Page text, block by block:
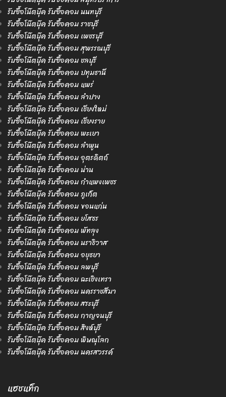
รับซื้อโน๊ตบุ๊ค รับซื้อคอม นนทบุรี
รับซื้อโน๊ตบุ๊ค รับซื้อคอม ราชบุรี
รับซื้อโน๊ตบุ๊ค รับซื้อคอม เพชรบุรี
รับซื้อโน๊ตบุ๊ค รับซื้อคอม สุพรรณบุรี
รับซื้อโน๊ตบุ๊ค รับซื้อคอม ชลบุรี
รับซื้อโน๊ตบุ๊ค รับซื้อคอม ปทุมธานี
รับซื้อโน๊ตบุ๊ค รับซื้อคอม แพร่
รับซื้อโน๊ตบุ๊ค รับซื้อคอม ลำปาง
รับซื้อโน๊ตบุ๊ค รับซื้อคอม เชียงใหม่
รับซื้อโน๊ตบุ๊ค รับซื้อคอม เชียงราย
รับซื้อโน๊ตบุ๊ค รับซื้อคอม พะเยา
รับซื้อโน๊ตบุ๊ค รับซื้อคอม ลำพูน
รับซื้อโน๊ตบุ๊ค รับซื้อคอม อุตรดิตถ์
รับซื้อโน๊ตบุ๊ค รับซื้อคอม น่าน
รับซื้อโน๊ตบุ๊ค รับซื้อคอม กำแพงเพชร
รับซื้อโน๊ตบุ๊ค รับซื้อคอม ภูเก็ต
รับซื้อโน๊ตบุ๊ค รับซื้อคอม ขอนแก่น
รับซื้อโน๊ตบุ๊ค รับซื้อคอม ยโสธร
รับซื้อโน๊ตบุ๊ค รับซื้อคอม พัทลุง
รับซื้อโน๊ตบุ๊ค รับซื้อคอม นราธิวาส
รับซื้อโน๊ตบุ๊ค รับซื้อคอม อยุธยา
รับซื้อโน๊ตบุ๊ค รับซื้อคอม ลพบุรี
รับซื้อโน๊ตบุ๊ค รับซื้อคอม ฉะเชิงเทรา
รับซื้อโน๊ตบุ๊ค รับซื้อคอม นครราชสีมา
รับซื้อโน๊ตบุ๊ค รับซื้อคอม สระบุรี
รับซื้อโน๊ตบุ๊ค รับซื้อคอม กาญจนบุรี
รับซื้อโน๊ตบุ๊ค รับซื้อคอม สิงห์บุรี
รับซื้อโน๊ตบุ๊ค รับซื้อคอม พิษณุโลก
รับซื้อโน๊ตบุ๊ค รับซื้อคอม นครสวรรค์
แฮชแท็ก